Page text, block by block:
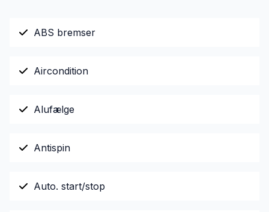
ABS bremser
Aircondition
Alufælge
Antispin
Auto. start/stop